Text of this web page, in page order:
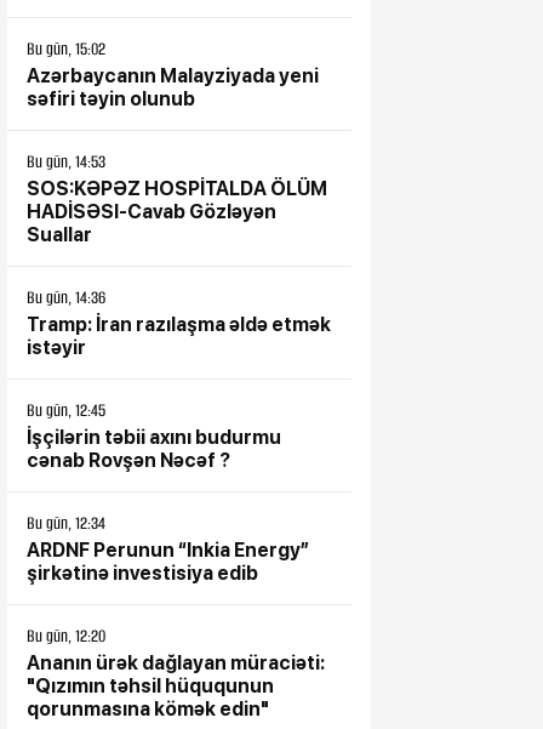
girən, cibindən
“xidmət”: Baku
həqiqətləri!
Bu gün, 15:02
Azərbaycanın Malayziyada yeni
səfiri təyin olunub
Bu gün, 14:53
SOS:KƏPƏZ HOSPİTALDA ÖLÜM
HADİSƏSI-Cavab Gözləyən
Suallar
Bu gün, 14:36
Tramp: İran razılaşma əldə etmək
istəyir
Bu gün, 12:45
İşçilərin təbii axını budurmu
cənab Rovşən Nəcəf ?
Bu gün, 12:34
ARDNF Perunun “Inkia Energy”
şirkətinə investisiya edib
Bu gün, 12:20
Ananın ürək dağlayan müraciəti:
"Qızımın təhsil hüququnun
qorunmasına kömək edin"